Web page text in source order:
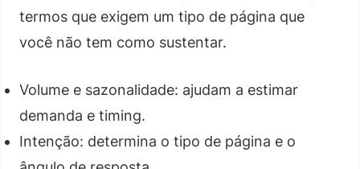
termos que exigem um tipo de página que
você não tem como sustentar.
Volume e sazonalidade: ajudam a estimar
demanda e timing.
Intenção: determina o tipo de página e o